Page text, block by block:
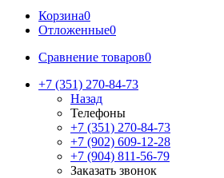
Корзина0
Отложенные0
Сравнение товаров0
+7 (351) 270-84-73
Назад
Телефоны
+7 (351) 270-84-73
+7 (902) 609-12-28
+7 (904) 811-56-79
Заказать звонок